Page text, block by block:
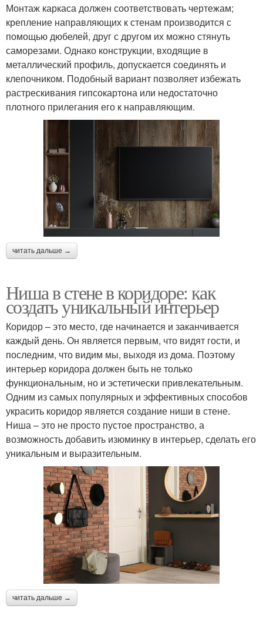
Монтаж каркаса должен соответствовать чертежам;
крепление направляющих к стенам производится с
помощью дюбелей, друг с другом их можно стянуть
саморезами. Однако конструкции, входящие в
металлический профиль, допускается соединять и
клепочником. Подобный вариант позволяет избежать
растрескивания гипсокартона или недостаточно
плотного прилегания его к направляющим.
читать дальше →
Ниша в стене в коридоре: как
создать уникальный интерьер
Коридор – это место, где начинается и заканчивается
каждый день. Он является первым, что видят гости, и
последним, что видим мы, выходя из дома. Поэтому
интерьер коридора должен быть не только
функциональным, но и эстетически привлекательным.
Одним из самых популярных и эффективных способов
украсить коридор является создание ниши в стене.
Ниша – это не просто пустое пространство, а
возможность добавить изюминку в интерьер, сделать его
уникальным и выразительным.
читать дальше →